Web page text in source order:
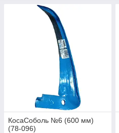
КосаСоболь №6 (600 мм)
(78-096)